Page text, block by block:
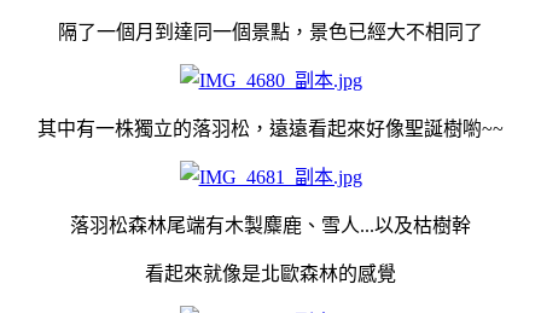
隔了一個月到達同一個景點，景色已經大不相同了
其中有一株獨立的落羽松，遠遠看起來好像聖誕樹喲~~
落羽松森林尾端有木製麋鹿、雪人...以及枯樹幹
看起來就像是北歐森林的感覺